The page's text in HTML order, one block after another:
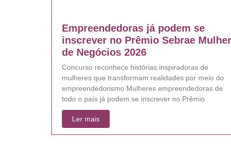
Empreendedoras já podem se
inscrever no Prêmio Sebrae Mulher
de Negócios 2026
Concurso reconhece histórias inspiradoras de
mulheres que transformam realidades por meio do
empreendedorismo Mulheres empreendedoras de
todo o país já podem se inscrever no Prêmio
Ler mais